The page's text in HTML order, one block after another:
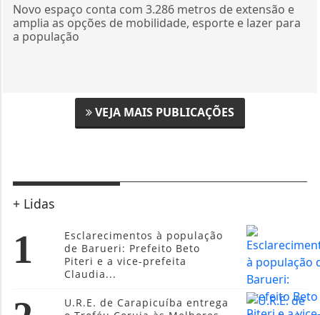
Novo espaço conta com 3.286 metros de extensão e
amplia as opções de mobilidade, esporte e lazer para
a população
VEJA MAIS PUBLICAÇÕES
+ Lidas
1
Esclarecimentos à população
de Barueri: Prefeito Beto
Piteri e a vice-prefeita
Claudia...
U.R.E. de Carapicuíba entrega